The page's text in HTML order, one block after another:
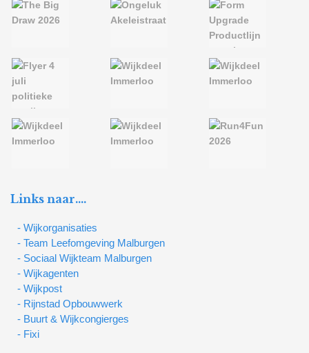
Links naar….
- Wijkorganisaties
- Team Leefomgeving Malburgen
- Sociaal Wijkteam Malburgen
- Wijkagenten
- Wijkpost
- Rijnstad Opbouwwerk
- Buurt & Wijkcongierges
- Fixi